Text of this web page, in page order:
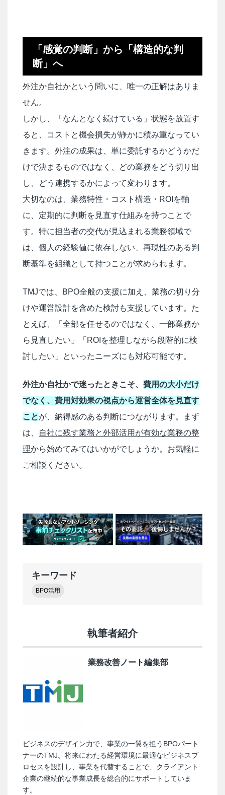
「感覚の判断」から「構造的な判
断」へ
外注か自社かという問いに、唯一の正解はありま
せん。
しかし、「なんとなく続けている」状態を放置す
ると、コストと機会損失が静かに積み重なってい
きます。外注の成果は、単に委託するかどうかだ
けで決まるものではなく、どの業務をどう切り出
し、どう連携するかによって変わります。
大切なのは、業務特性・コスト構造・ROIを軸
に、定期的に判断を見直す仕組みを持つことで
す。特に担当者の交代が見込まれる業務領域で
は、個人の経験値に依存しない、再現性のある判
断基準を組織として持つことが求められます。
TMJでは、BPO全般の支援に加え、業務の切り分
けや運営設計を含めた検討も支援しています。た
とえば、「全部を任せるのではなく、一部業務か
ら見直したい」「ROIを整理しながら段階的に検
討したい」といったニーズにも対応可能です。
外注か自社かで迷ったときこそ、 費用の大小だけ
でなく、費用対効果の視点から運営全体を見直す
ことが、納得感のある判断につながります。まず
は、
自社に残す業務と外部活用が有効な業務の整
理から始めてみてはいかがでしょうか。お気軽に
ご相談ください。
キーワード
BPO活用
執筆者紹介
業務改善ノート編集部
ビジネスのデザイン力で、事業の一翼を担うBPOパート
ナーのTMJ。将来にわたる経営環境に最適なビジネスプ
ロセスを設計し、事業を代替することで、クライアント
企業の継続的な事業成長を総合的にサポートしていま
す。